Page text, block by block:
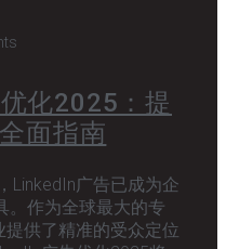
化2025：提
面指南
LinkedIn广告已成为企
。作为全球最大的专
提供了精准的受众定位